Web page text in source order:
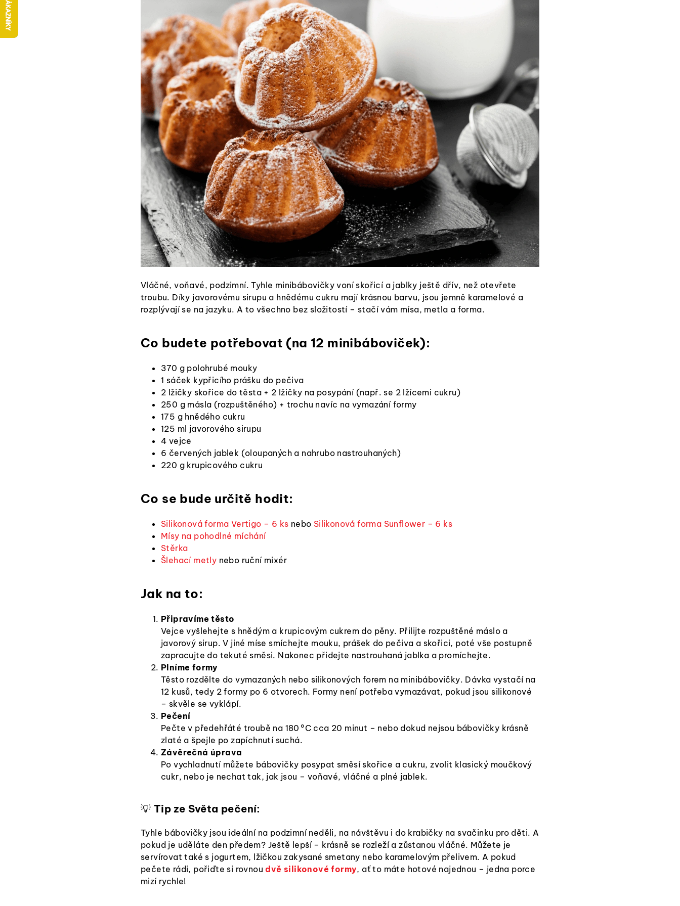
Vláčné, voňavé, podzimní. Tyhle minibábovičky voní skořicí a jablky ještě dřív, než otevřete
troubu. Díky javorovému sirupu a hnědému cukru mají krásnou barvu, jsou jemně karamelové a
rozplývají se na jazyku. A to všechno bez složitostí – stačí vám mísa, metla a forma.
Co budete potřebovat (na 12 minibáboviček):
370 g polohrubé mouky
1 sáček kypřicího prášku do pečiva
2 lžičky skořice do těsta + 2 lžičky na posypání (např. se 2 lžícemi cukru)
250 g másla (rozpuštěného) + trochu navíc na vymazání formy
175 g hnědého cukru
125 ml javorového sirupu
4 vejce
6 červených jablek (oloupaných a nahrubo nastrouhaných)
220 g krupicového cukru
Co se bude určitě hodit:
Silikonová forma Vertigo – 6 ks nebo Silikonová forma Sunflower – 6 ks
Mísy na pohodlné míchání
Stěrka
Šlehací metly nebo ruční mixér
Jak na to:
Připravíme těsto
Vejce vyšlehejte s hnědým a krupicovým cukrem do pěny. Přilijte rozpuštěné máslo a
javorový sirup. V jiné míse smíchejte mouku, prášek do pečiva a skořici, poté vše postupně
zapracujte do tekuté směsi. Nakonec přidejte nastrouhaná jablka a promíchejte.
Plníme formy
Těsto rozdělte do vymazaných nebo silikonových forem na minibábovičky. Dávka vystačí na
12 kusů, tedy 2 formy po 6 otvorech. Formy není potřeba vymazávat, pokud jsou silikonové
– skvěle se vyklápí.
Pečení
Pečte v předehřáté troubě na 180 °C cca 20 minut – nebo dokud nejsou bábovičky krásně
zlaté a špejle po zapíchnutí suchá.
Závěrečná úprava
Po vychladnutí můžete bábovičky posypat směsí skořice a cukru, zvolit klasický moučkový
cukr, nebo je nechat tak, jak jsou – voňavé, vláčné a plné jablek.
💡 Tip ze Světa pečení:
Tyhle bábovičky jsou ideální na podzimní neděli, na návštěvu i do krabičky na svačinku pro děti. A
pokud je uděláte den předem? Ještě lepší – krásně se rozleží a zůstanou vláčné. Můžete je
servírovat také s jogurtem, lžičkou zakysané smetany nebo karamelovým přelivem. A pokud
pečete rádi, pořiďte si rovnoudvě silikonové formy, ať to máte hotové najednou – jedna porce
mizí rychle!